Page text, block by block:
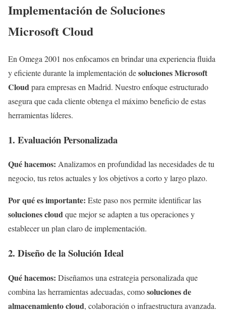
Implementación de Soluciones
Microsoft Cloud
En Omega 2001 nos enfocamos en brindar una experiencia fluida
y eficiente durante la implementación desoluciones Microsoft
Cloudpara empresas en Madrid. Nuestro enfoque estructurado
asegura que cada cliente obtenga el máximo beneficio de estas
herramientas líderes.
1. Evaluación Personalizada
Qué hacemos: Analizamos en profundidad las necesidades de tu
negocio, tus retos actuales y los objetivos a corto y largo plazo.
Por qué es importante: Este paso nos permite identificar las
soluciones cloudque mejor se adapten a tus operaciones y
establecer un plan claro de implementación.
2. Diseño de la Solución Ideal
Qué hacemos: Diseñamos una estrategia personalizada que
combina las herramientas adecuadas, comosoluciones de
almacenamiento cloud, colaboración o infraestructura avanzada.